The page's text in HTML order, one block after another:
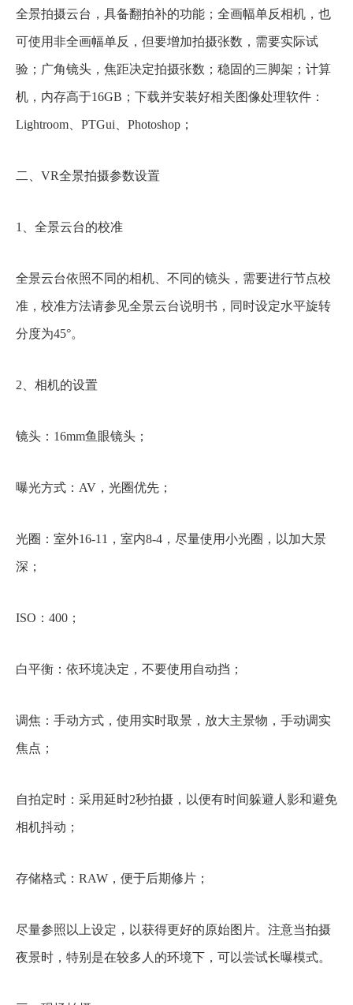
全景拍摄云台，具备翻拍补的功能；全画幅单反相机，也
可使用非全画幅单反，但要增加拍摄张数，需要实际试
验；广角镜头，焦距决定拍摄张数；稳固的三脚架；计算
机，内存高于16GB；下载并安装好相关图像处理软件：
Lightroom、PTGui、Photoshop；
二、VR全景拍摄参数设置
1、全景云台的校准
全景云台依照不同的相机、不同的镜头，需要进行节点校
准，校准方法请参见全景云台说明书，同时设定水平旋转
分度为45°。
2、相机的设置
镜头：16mm鱼眼镜头；
曝光方式：AV，光圈优先；
光圈：室外16-11，室内8-4，尽量使用小光圈，以加大景
深；
ISO：400；
白平衡：依环境决定，不要使用自动挡；
调焦：手动方式，使用实时取景，放大主景物，手动调实
焦点；
自拍定时：采用延时2秒拍摄，以便有时间躲避人影和避免
相机抖动；
存储格式：RAW，便于后期修片；
尽量参照以上设定，以获得更好的原始图片。注意当拍摄
夜景时，特别是在较多人的环境下，可以尝试长曝模式。